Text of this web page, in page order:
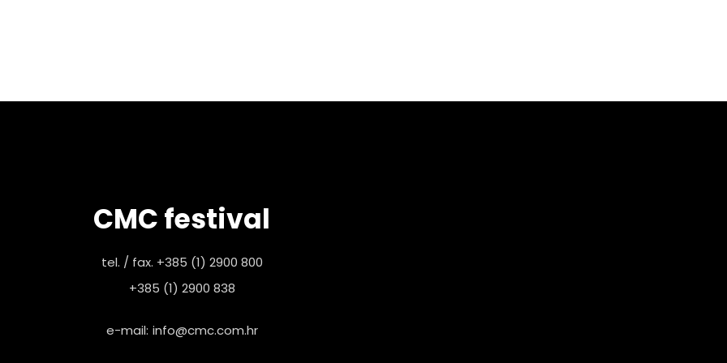
CMC festival
tel. / fax. +385 (1) 2900 800
+385 (1) 2900 838
e-mail: info@cmc.com.hr